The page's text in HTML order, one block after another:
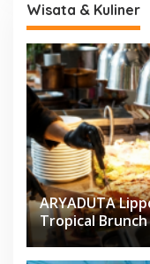
Wisata & Kuliner
ARYADUTA
Tropical Brunch